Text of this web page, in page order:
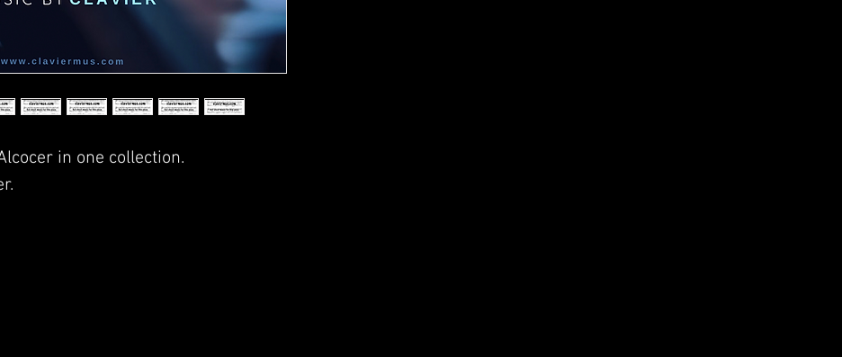
in one collection.